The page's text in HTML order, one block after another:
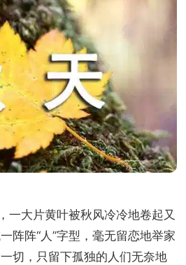
一大片黄叶被秋风冷冷地卷起又
阵阵“人”字型，毫无留恋地举家
切，只留下孤独的人们无奈地